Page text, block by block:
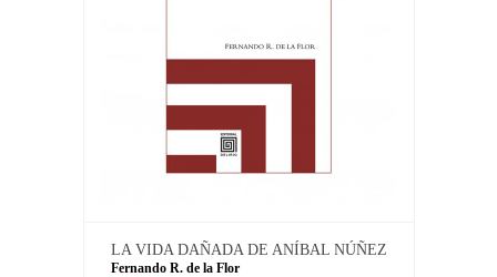
LA VIDA DAÑADA DE ANÍBAL NÚÑEZ
Fernando R. de la Flor